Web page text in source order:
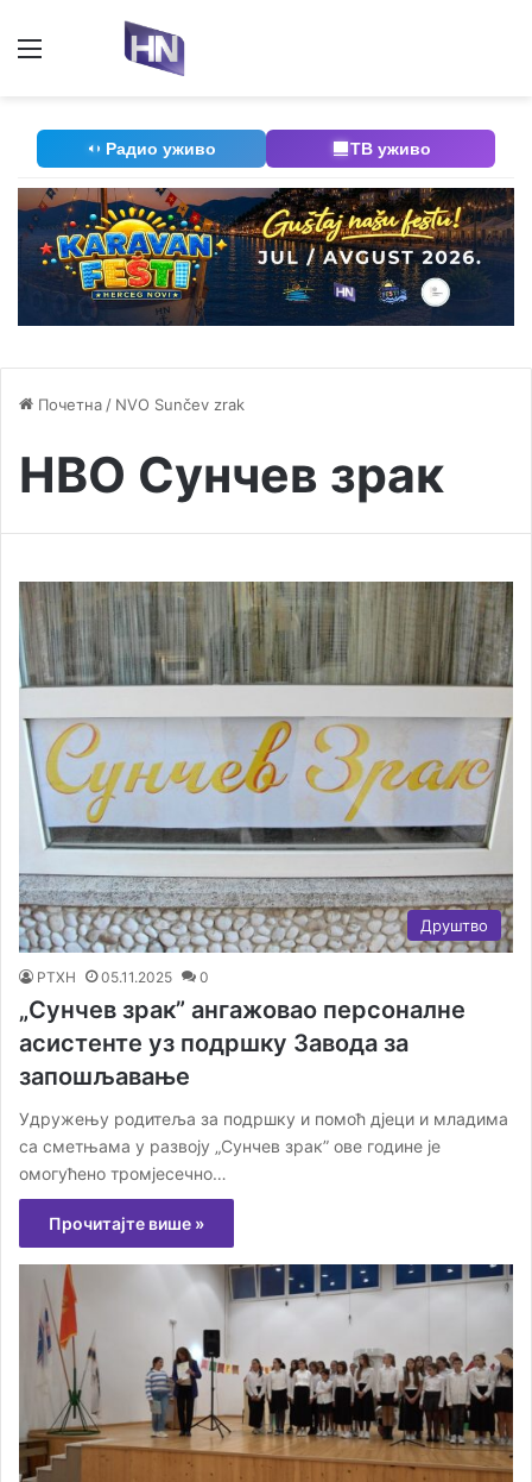
Радио уживо ТВ уживо
Почетна / NVO Sunčev zrak
НВО Сунчев зрак
Друштво
РТХН 05.11.2025 0
„Сунчев зрак” ангажовао персоналне
асистенте уз подршку Завода за
запошљавање
Удружењу родитеља за подршку и помоћ дјеци и младима
са сметњама у развоју „Сунчев зрак” ове године је
омогућено тромјесечно…
Прочитајте више »